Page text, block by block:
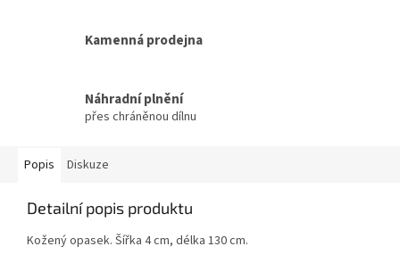
Kamenná prodejna
Náhradní plnění
přes chráněnou dílnu
Popis Diskuze
Detailní popis produktu
Kožený opasek. Šířka 4 cm, délka 130 cm.